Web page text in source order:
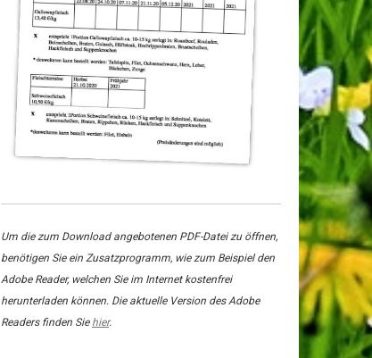
Um die zum Download angebotenen PDF-Datei zu öffnen,
benötigen Sie ein Zusatzprogramm, wie zum Beispiel den
Adobe Reader, welchen Sie im Internet kostenfrei
herunterladen können. Die aktuelle Version des Adobe
Readers finden Sie hier.